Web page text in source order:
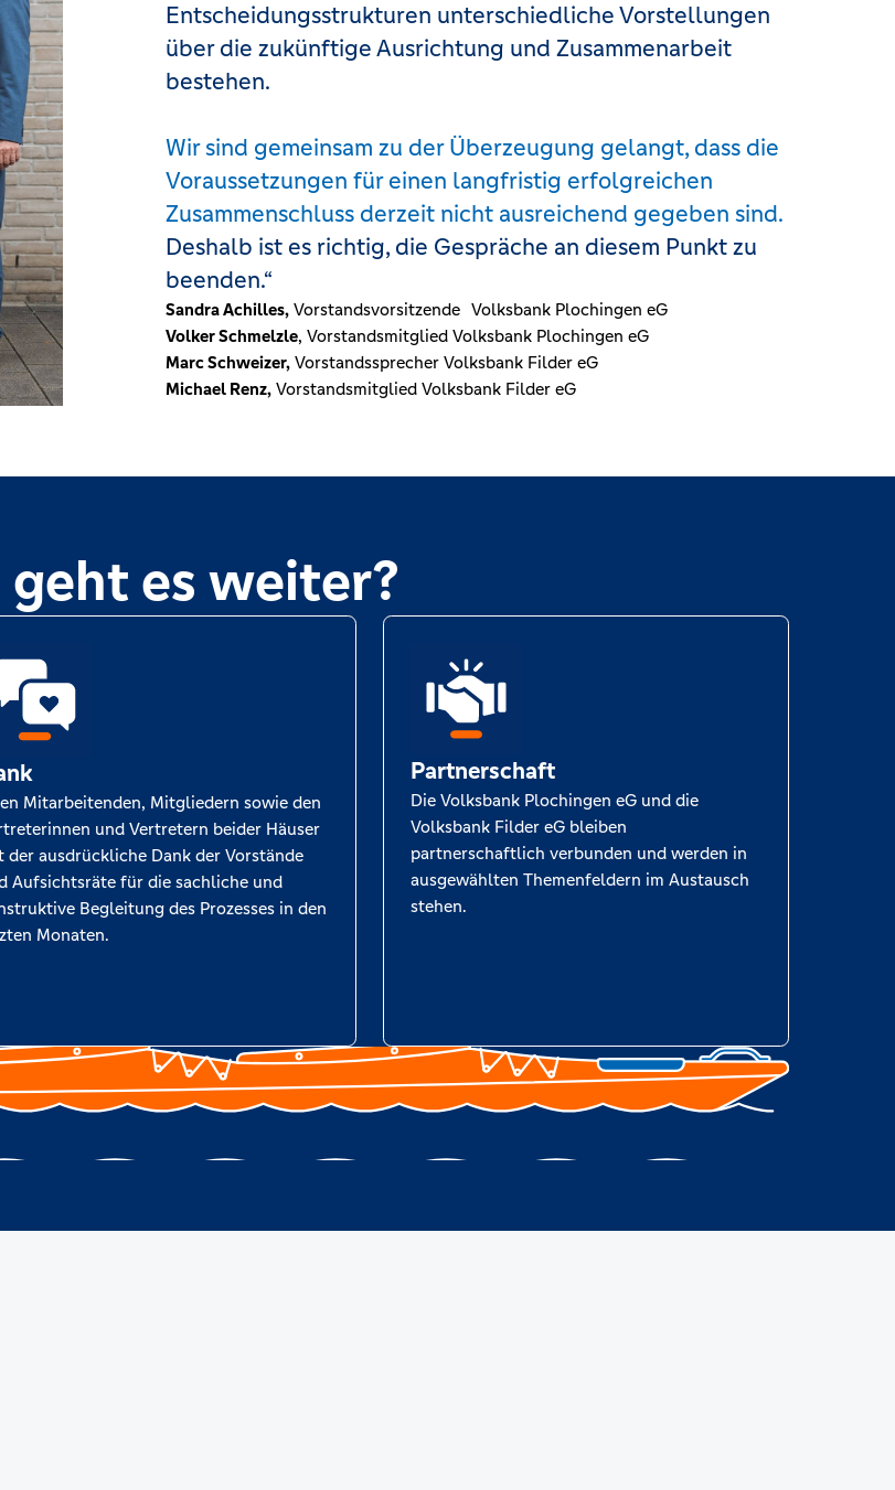
Entscheidungsstrukturen unterschiedliche Vorstellungen
über die zukünftige Ausrichtung und Zusammenarbeit
bestehen.
Wir sind gemeinsam zu der Überzeugung gelangt, dass die
Voraussetzungen für einen langfristig erfolgreichen
Zusammenschluss derzeit nicht ausreichend gegeben sind.
Deshalb ist es richtig, die Gespräche an diesem Punkt zu
beenden.“
Sandra Achilles, Vorstandsvorsitzende Volksbank Plochingen eG
Volker Schmelzle, Vorstandsmitglied Volksbank Plochingen eG
Marc Schweizer, Vorstandssprecher Volksbank Filder eG
Michael Renz, Vorstandsmitglied Volksbank Filder eG
geht es weiter?
Mitarbeitenden, Mitgliedern sowie den
und Vertretern beider Häuser
der ausdrückliche Dank der Vorstände
Aufsichtsräte für die sachliche und
Begleitung des Prozesses in den
Monaten.
Partnerschaft
Die Volksbank Plochingen eG und die
Volksbank Filder eG bleiben
partnerschaftlich verbunden und werden in
ausgewählten Themenfeldern im Austausch
stehen.